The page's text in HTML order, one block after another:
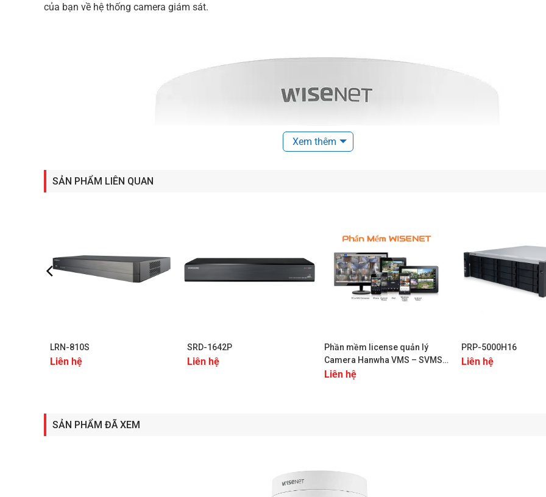
của bạn về hệ thống camera giám sát.
: Với khả năng ghi hình lên đến 4MP và tốc độ 30 khung hình mỗi giây,
Xem thêm
SẢN PHẨM LIÊN QUAN
LRN-810S
Liên hệ
SRD-1642P
Liên hệ
Phần mềm license quản lý
Camera Hanwha VMS – SVMS
– SSM V 2.0 – SM V 2.0
Liên hệ
PRP-5000H16
Liên hệ
SẢN PHẨM ĐÃ XEM